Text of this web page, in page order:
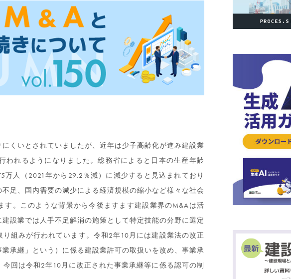
くいとされていましたが、近年は少子高齢化が進み建設業
われるようになりました。総務省によると日本の生産年齢
人（2021年から29.2％減）に減少すると見込まれており
足、国内需要の減少による経済規模の縮小など様々な社会
す。このような背景から今後ますます建設業界のM&Aは活
設業では人手不足解消の施策として特定技能の分野に選定
組みが行われています。令和2年10月には建設業法の改正
承継」という）に係る建設業許可の取扱いを改め、事業承
回は令和2年10月に改正された事業承継等に係る認可の制